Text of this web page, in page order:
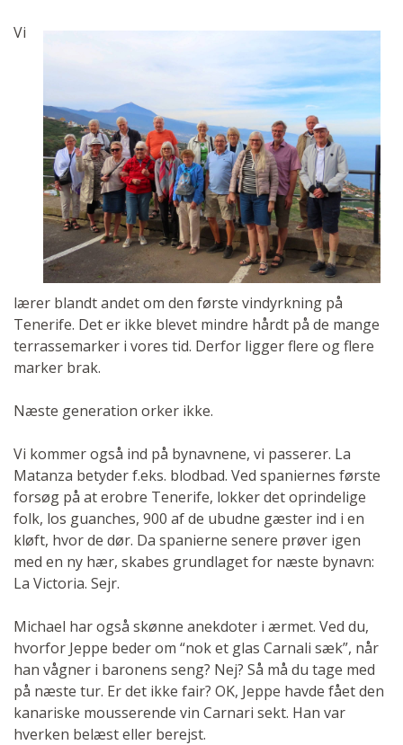
Vi
lærer blandt andet om den første vindyrkning på
Tenerife. Det er ikke blevet mindre hårdt på de mange
terrassemarker i vores tid. Derfor ligger flere og flere
marker brak.
Næste generation orker ikke.
Vi kommer også ind på bynavnene, vi passerer. La
Matanza betyder f.eks. blodbad. Ved spaniernes første
forsøg på at erobre Tenerife, lokker det oprindelige
folk, los guanches, 900 af de ubudne gæster ind i en
kløft, hvor de dør. Da spanierne senere prøver igen
med en ny hær, skabes grundlaget for næste bynavn:
La Victoria. Sejr.
Michael har også skønne anekdoter i ærmet. Ved du,
hvorfor Jeppe beder om “nok et glas Carnali sæk”, når
han vågner i baronens seng? Nej? Så må du tage med
på næste tur. Er det ikke fair? OK, Jeppe havde fået den
kanariske mousserende vin Carnari sekt. Han var
hverken belæst eller berejst.